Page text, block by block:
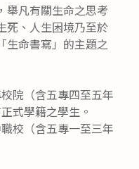
舉凡有關生命之思考
死、人生困境乃至於
生命書寫」的主題之
院（含五專四至五年
式學籍之學生。
校（含五專一至三年